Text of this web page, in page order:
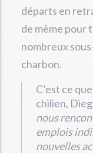
départs en
de même pour
nombreux
charbon.
C’est ce
chilien,
nous
emplois
nouvelles